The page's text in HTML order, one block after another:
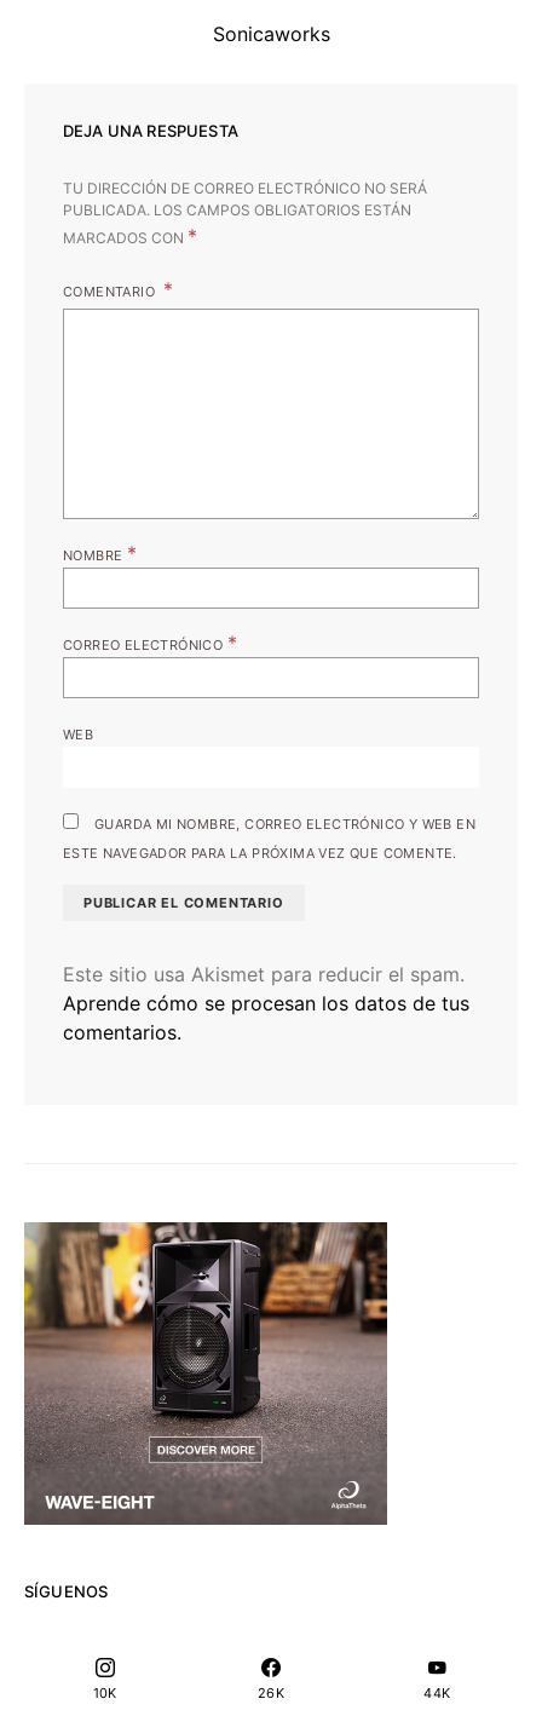
Sonicaworks
DEJA UNA RESPUESTA
TU DIRECCIÓN DE CORREO ELECTRÓNICO NO SERÁ
PUBLICADA. LOS CAMPOS OBLIGATORIOS ESTÁN
MARCADOS CON *
COMENTARIO
NOMBRE *
CORREO ELECTRÓNICO *
WEB
GUARDA MI NOMBRE, CORREO ELECTRÓNICO Y WEB EN
ESTE NAVEGADOR PARA LA PRÓXIMA VEZ QUE COMENTE.
Este sitio usa Akismet para reducir el spam.
Aprende cómo se procesan los datos de tus
comentarios.
SÍGUENOS
10K 26K 44K